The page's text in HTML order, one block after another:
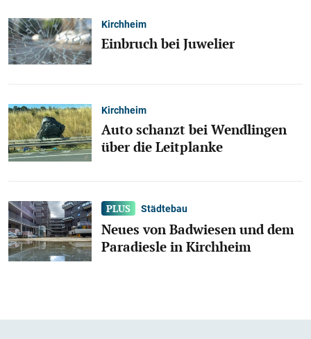
Kirchheim
Einbruch bei Juwelier
Kirchheim
Auto schanzt bei Wendlingen
über die Leitplanke
Städtebau
Neues von Badwiesen und dem
Paradiesle in Kirchheim